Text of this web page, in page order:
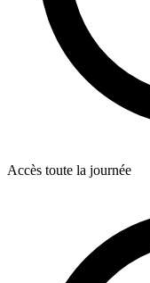
Accès toute la journée